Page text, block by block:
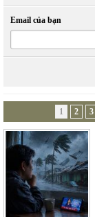
Email của bạn
1 2 3